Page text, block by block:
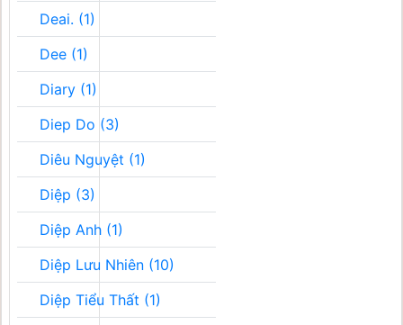
Deai. (1)
Dee (1)
Diary (1)
Diep Do (3)
Diêu Nguyệt (1)
Diệp (3)
Diệp Anh (1)
Diệp Lưu Nhiên (10)
Diệp Tiểu Thất (1)